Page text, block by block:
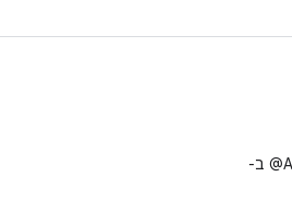
למעקב אחר ‎@AndroidDev ב-